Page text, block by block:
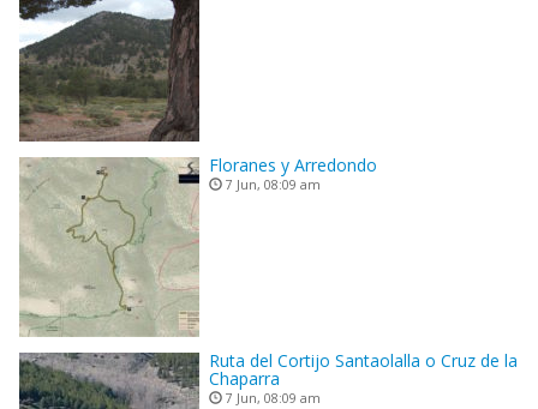
Floranes y Arredondo
7 Jun, 08:09 am
Ruta del Cortijo Santaolalla o Cruz de la
Chaparra
7 Jun, 08:09 am